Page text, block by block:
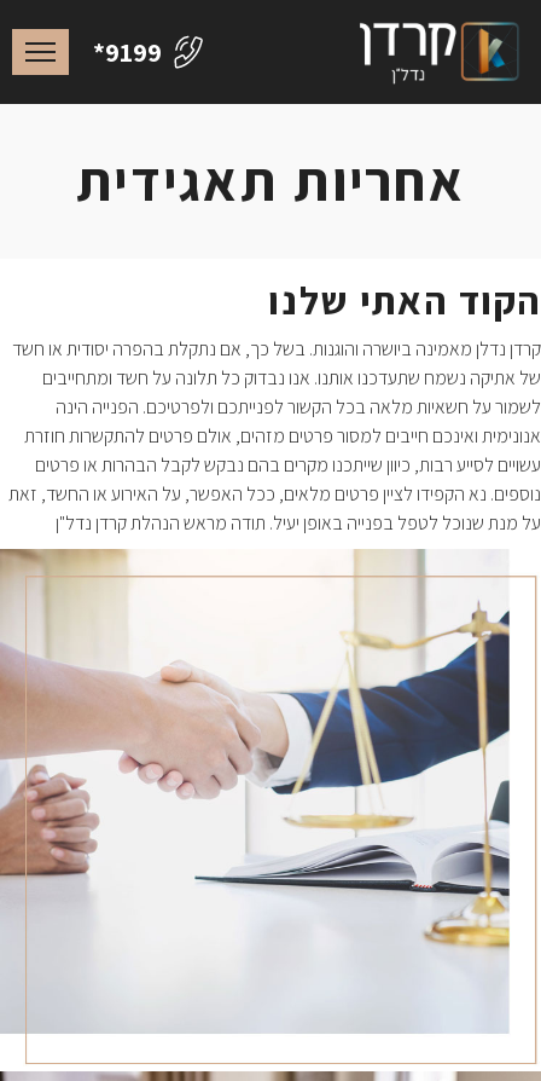
*9199
אחריות תאגידית
הקוד האתי שלנו
קרדן נדלן מאמינה ביושרה והוגנות. בשל כך, אם נתקלת בהפרה יסודית או חשד
של אתיקה נשמח שתעדכנו אותנו. אנו נבדוק כל תלונה על חשד ומתחייבים
לשמור על חשאיות מלאה בכל הקשור לפנייתכם ולפרטיכם. הפנייה הינה
אנונימית ואינכם חייבים למסור פרטים מזהים, אולם פרטים להתקשרות חוזרת
עשויים לסייע רבות, כיוון שייתכנו מקרים בהם נבקש לקבל הבהרות או פרטים
נוספים. נא הקפידו לציין פרטים מלאים, ככל האפשר, על האירוע או החשד, זאת
על מנת שנוכל לטפל בפנייה באופן יעיל. תודה מראש הנהלת קרדן נדל"ן